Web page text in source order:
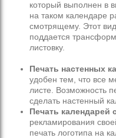
который выполнен в
на таком календаре
смотрящему. Этот
поддается
листовку.
Печать настенных
удобен тем, что все
листе. Возможность
сделать настенный
Печать календарей
рекламирования
печать логотипа на